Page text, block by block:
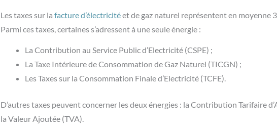
Les taxes sur la facture d’électricitéet de gaz naturel représentent en moyenne
Parmi ces taxes, certaines s’adressent à une seule énergie :
La Contribution au Service Public d’Electricité (CSPE) ;
La Taxe Intérieure de Consommation de Gaz Naturel (TICGN) ;
Les Taxes sur la Consommation Finale d’Electricité (TCFE)
D’autres taxes peuvent concerner les deux énergies : la Contribution Tarifaire
la Valeur Ajoutée (TVA).